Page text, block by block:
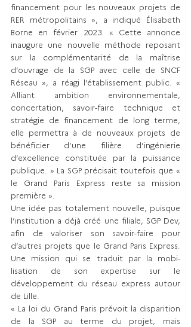
financement pour les nouveaux projets de
RER métropolitains », a indiqué Élisabeth
Borne en février 2023. « Cette annonce
inaugure une nouvelle méthode reposant
sur la complémentarité de la maîtrise
d’ouvrage de la SGP avec celle de SNCF
Réseau », a réagi l’établissement public. «
Alliant ambition environnementale,
concertation, savoir-faire technique et
stratégie de financement de long terme,
elle permettra à de nouveaux projets de
bénéficier d’une filière d’ingénierie
d’excellence constituée par la puissance
publique. » La SGP précisait toutefois que «
le Grand Paris Express reste sa mission
première ».
Une idée pas totalement nouvelle, puisque
l’institution a déjà créé une filiale, SGP Dev,
afin de valoriser son savoir-faire pour
d’autres projets que le Grand Paris Express.
Une mission qui se traduit par la mobi­
lisation de son expertise sur le
développement du réseau express autour
de Lille.
« La loi du Grand Paris prévoit la disparition
de la SGP au terme du projet, mais